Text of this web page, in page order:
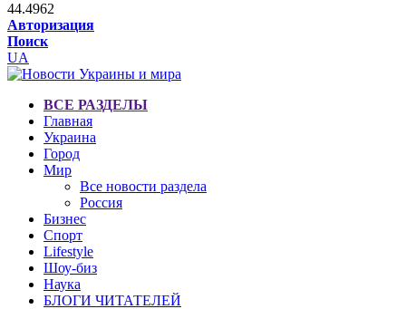
44.4962
Авторизация
Поиск
UA
ВСЕ РАЗДЕЛЫ
Главная
Украина
Город
Мир
Все новости раздела
Россия
Бизнес
Спорт
Lifestyle
Шоу-биз
Наука
БЛОГИ ЧИТАТЕЛЕЙ